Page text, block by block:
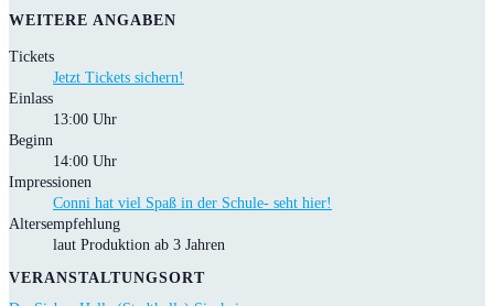
WEITERE ANGABEN
Tickets
Jetzt Tickets sichern!
Einlass
13:00 Uhr
Beginn
14:00 Uhr
Impressionen
Conni hat viel Spaß in der Schule- seht hier!
Altersempfehlung
laut Produktion ab 3 Jahren
VERANSTALTUNGSORT